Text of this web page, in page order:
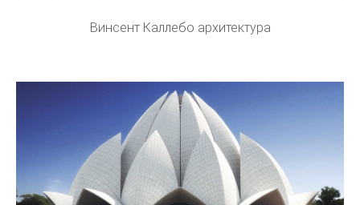
Винсент Каллебо архитектура